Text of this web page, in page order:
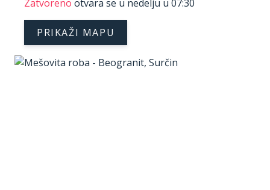
Zatvoreno otvara se u nedelju u 07:30
PRIKAŽI MAPU